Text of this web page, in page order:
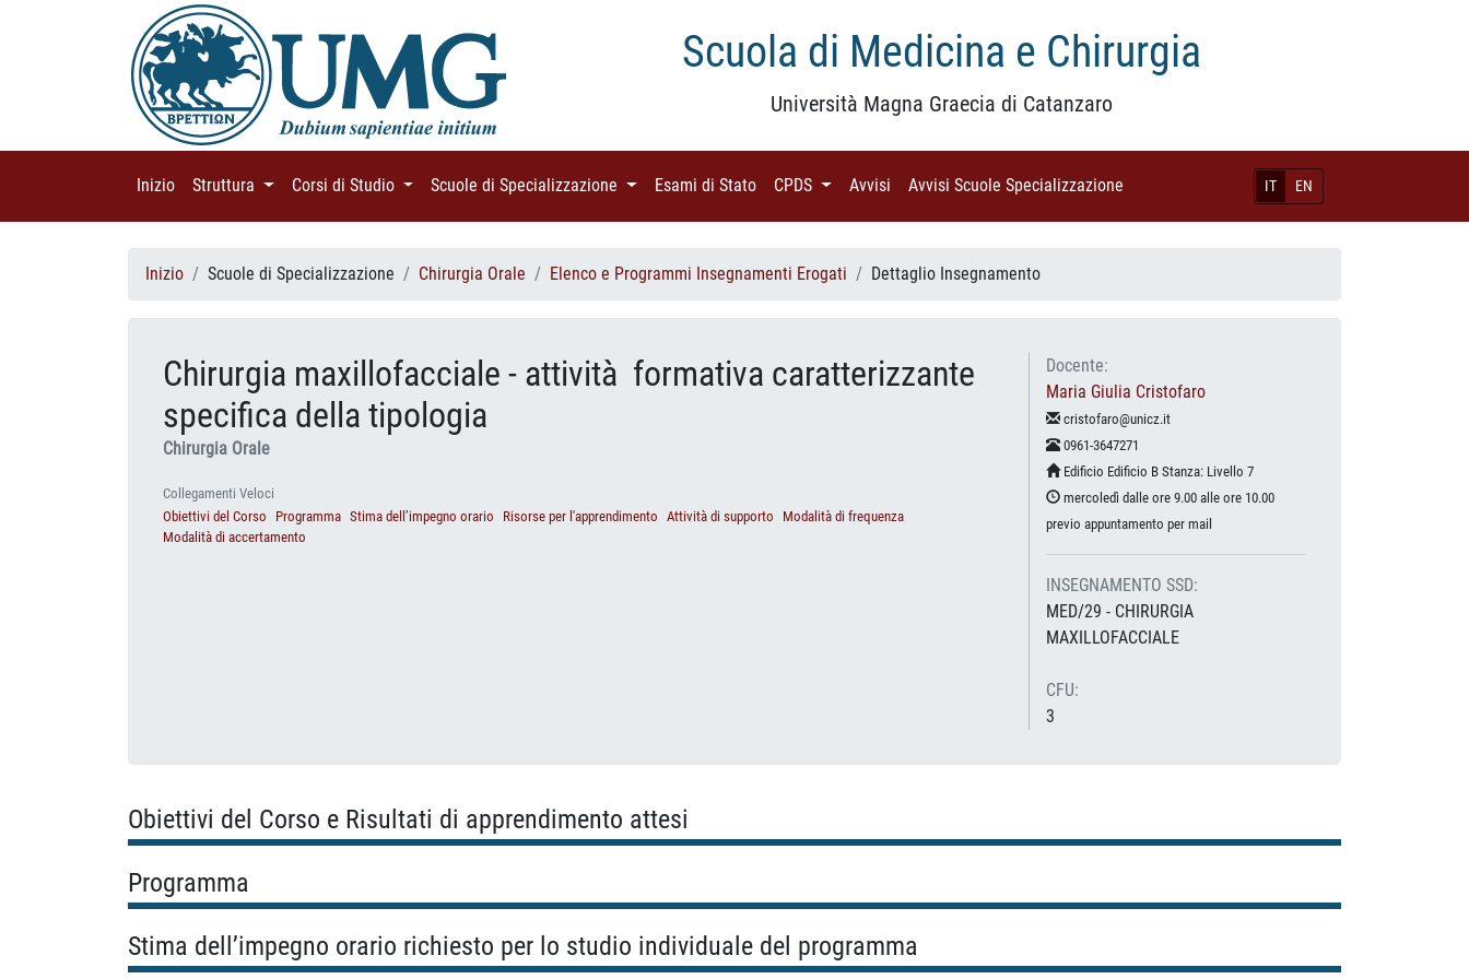
Scuola di Medicina e Chirurgia
Università Magna Graecia di Catanzaro
IT EN
Inizio (current)
Struttura (current)Corsi di Studio (current)Scuole di Specializzazione (current)Esami di Stato (current)
CPDS (current)
Avvisi (current)
Avvisi Scuole Specializzazione
Inizio Scuole di Specializzazione Chirurgia Orale Elenco e Programmi Insegnamenti Erogati Dettaglio Insegnamento
Chirurgia maxillofacciale - attività formativa caratterizzante
specifica della tipologia
Chirurgia Orale
Collegamenti Veloci
Obiettivi del Corso
Programma Stima dell’impegno orario Risorse per l'apprendimento Attività di supporto
Modalità di frequenza
Modalità di accertamento
Docente:
Maria Giulia Cristofaro
cristofaro@unicz.it
0961-3647271
Edificio Edificio B Stanza: Livello 7
mercoledì dalle ore 9.00 alle ore 10.00
previo appuntamento per mail
INSEGNAMENTO SSD:
MED/29 - CHIRURGIA
MAXILLOFACCIALE
CFU:
3
Obiettivi del Corso e Risultati di apprendimento attesi
Programma
Stima dell’impegno orario richiesto per lo studio individuale del programma